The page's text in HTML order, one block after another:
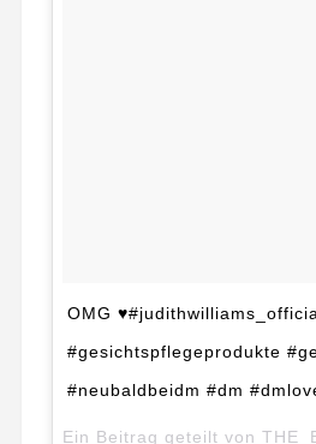
OMG
#gesichtspflegeprodukte
#neubaldbeidm #dm